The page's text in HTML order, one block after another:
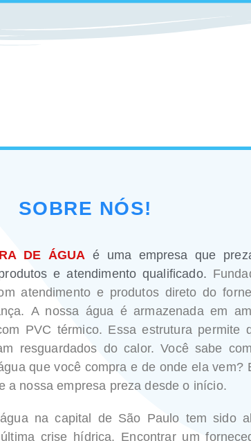
SOBRE NÓS!
DE ÁGUA é uma empresa que
e atendimento qualificado.
atendimento e produtos direto do
A nossa água é armazenada em
PVC térmico. Essa estrutura permite
resguardados do calor.Você sabe
que você compra e de onde ela vem?
a nossa empresa preza desde o início.
na capital de São Paulo tem sido
crise hídrica. Encontrar um